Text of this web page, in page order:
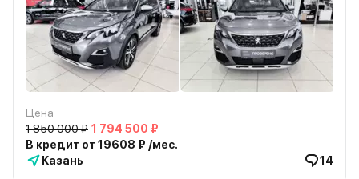
Цена
1 850 000 ₽ 1 794 500 ₽
В кредит от 19608 ₽ /мес.
Казань
14